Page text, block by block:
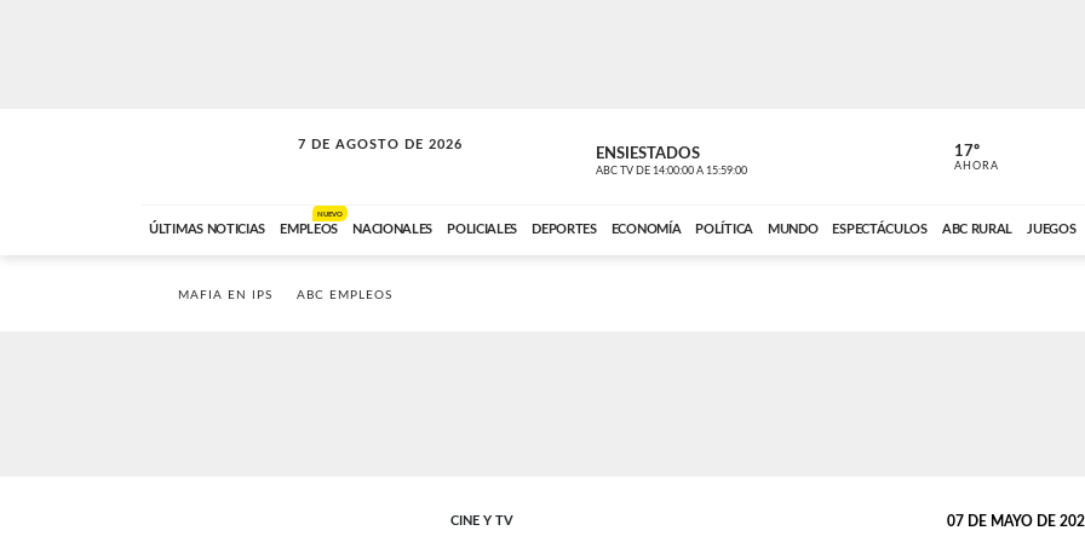
7 DE AGOSTO DE 2026
A DE LA TARDE ENSIESTADOS
ABC TV DE 14:00:00 A 15:59:00 ABC CARDINAL
17º
AHORA
ÚLTIMAS NOTICIAS EMPLEOS
NUEVO
NACIONALES POLICIALES DEPORTES ECONOMÍA POLÍTICA MUNDO ESPECTÁCULOS ABC RURAL JUEGOS
MAFIA EN IPS ABC EMPLEOS
CINE Y TV 07 DE MAYO DE